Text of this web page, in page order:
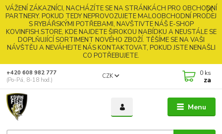
VÁŽENÍ ZÁKAZNÍCI, NACHÁZÍTE SE NA STRÁNKÁCH PRO OBCHODNÍ
PARTNERY. POKUD TEDY NEPROVOZUJETE MALOOBCHODNÍ PRODEJ
S RYBÁŘSKÝMI POTŘEBAMI, NAVŠTIVTE NÁŠ E-SHOP
KOVINFISH.STORE, KDE NAJDETE ŠIROKOU NABÍDKU A NEUSTÁLE SE
DOPLŇUJÍCÍ SORTIMENT NOVÉHO ZBOŽÍ. TĚŠÍME SE NA VAŠI
NÁVŠTĚU A NEVÁHEJTE NÁS KONTAKTOVAT, POKUD JSTE NENAŠLI
CO POTŘEBUJETE.
Menu
CZK
+420 608 982 777
(Po-Pá, 8-18 hod.)
0 ks
za